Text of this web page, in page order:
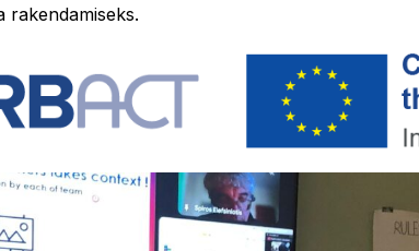
rakendamiseks.